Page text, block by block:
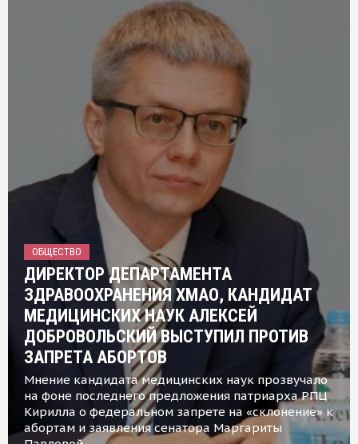
ОБЩЕСТВО
ДИРЕКТОР ДЕПАРТАМЕНТА
ЗДРАВООХРАНЕНИЯ ХМАО, КАНДИДАТ
МЕДИЦИНСКИХ НАУК АЛЕКСЕЙ
ДОБРОВОЛЬСКИЙ ВЫСТУПИЛ ПРОТИВ
ЗАПРЕТА АБОРТОВ
Мнение кандидата медицинских наук прозвучало
на фоне последнего предложения патриарха РПЦ
Кирилла о федеральном запрете на «склонение» к
абортам и заявления сенатора Маргариты